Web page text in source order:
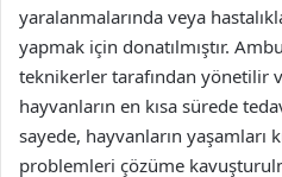
yaralanmalarında veya
yapmak için donatılmıştır.
teknikerler tarafından yönetilir
hayvanların en kısa sürede
sayede, hayvanların yaşamları
problemleri çözüme